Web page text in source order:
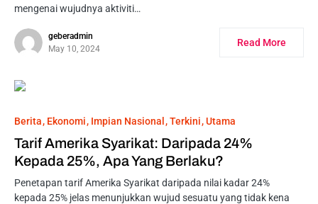
mengenai wujudnya aktiviti…
geberadmin
May 10, 2024
Read More
Berita Ekonomi Impian Nasional Terkini Utama
Tarif Amerika Syarikat: Daripada 24%
Kepada 25%, Apa Yang Berlaku?
Penetapan tarif Amerika Syarikat daripada nilai kadar 24%
kepada 25% jelas menunjukkan wujud sesuatu yang tidak kena